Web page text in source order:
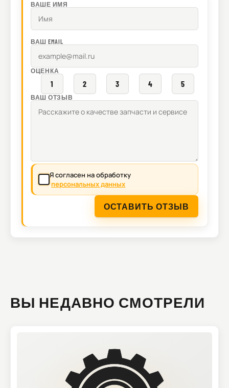
ВАШЕ ИМЯ
ВАШ EMAIL
ОЦЕНКА
1 2 3 4 5
ВАШ ОТЗЫВ
Я согласен на обработку
персональных данных
ОСТАВИТЬ ОТЗЫВ
ВЫ НЕДАВНО СМОТРЕЛИ